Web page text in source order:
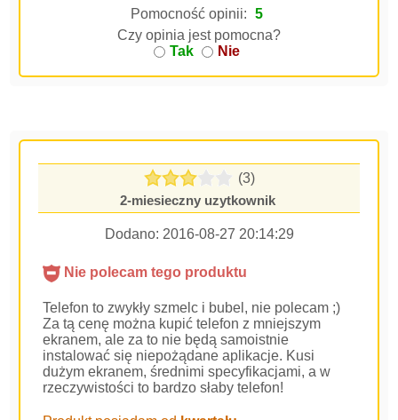
Pomocność opinii: 5
Czy opinia jest pomocna?
Tak
Nie
(3)
2-miesieczny uzytkownik
Dodano: 2016-08-27 20:14:29
Nie polecam tego produktu
Telefon to zwykły szmelc i bubel, nie polecam ;)
Za tą cenę można kupić telefon z mniejszym
ekranem, ale za to nie będą samoistnie
instalować się niepożądane aplikacje. Kusi
dużym ekranem, średnimi specyfikacjami, a w
rzeczywistości to bardzo słaby telefon!